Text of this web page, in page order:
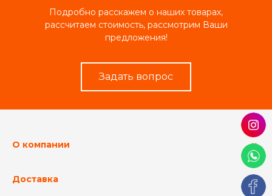
Подробно расскажем о наших товарах,
рассчитаем стоимость, рассмотрим Ваши
предложения!
Задать вопрос
О компании
Доставка